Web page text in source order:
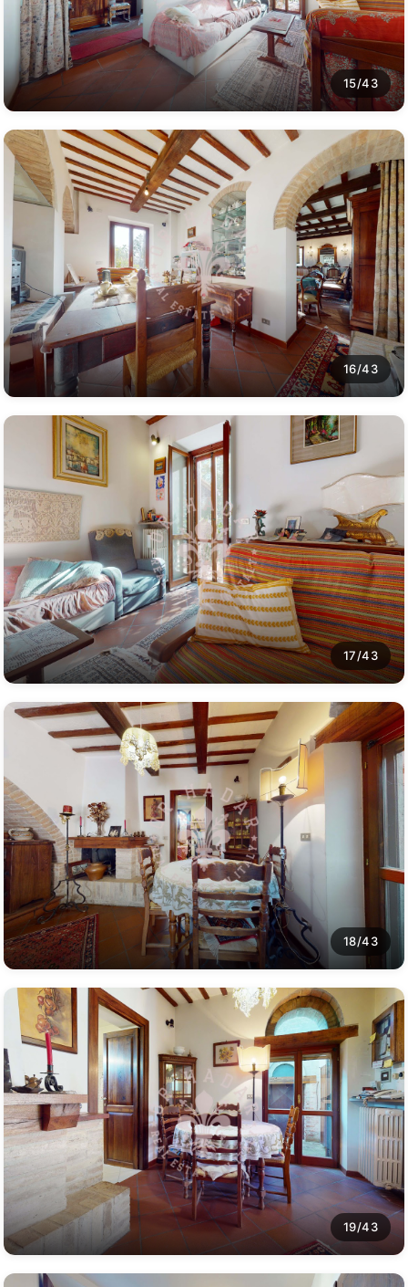
15/43
16/43
17/43
18/43
19/43